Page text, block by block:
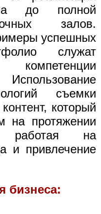
до полной
залов.
успешных
служат
компетенции
съемки
который
на протяжении
работая на
и привлечение
бизнеса: